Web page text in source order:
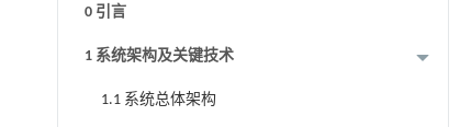
0 引言
1 系统架构及关键技术
1.1 系统总体架构